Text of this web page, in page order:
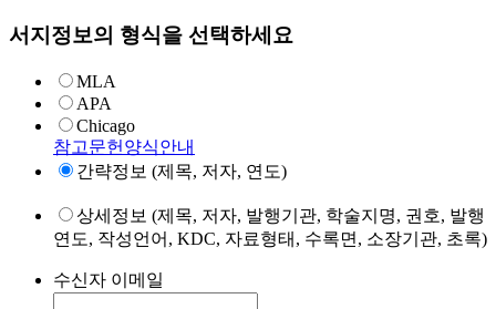
서지정보의 형식을 선택하세요
MLA
APA
Chicago
참고문헌양식안내
간략정보 (제목, 저자, 연도)
상세정보 (제목, 저자, 발행기관, 학술지명, 권호, 발행
연도, 작성언어, KDC, 자료형태, 수록면, 소장기관, 초록)
수신자 이메일